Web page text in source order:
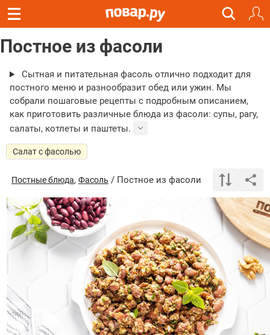
Постное из фасоли
Сытная и питательная фасоль отлично подходит для
постного меню и разнообразит обед или ужин. Мы
собрали пошаговые рецепты с подробным описанием,
как приготовить различные блюда из фасоли: супы, рагу,
салаты, котлеты и паштеты.
Салат с фасолью
Постные блюда, Фасоль / Постное из фасоли